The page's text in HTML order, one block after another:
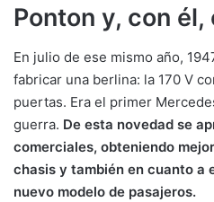
Ponton y, con
En julio de ese mismo año,
fabricar una berlina: la 170 V
puertas. Era el primer
guerra. De esta novedad se
comerciales, obteniendo
chasis y también en cuanto a
nuevo modelo de pasajeros.